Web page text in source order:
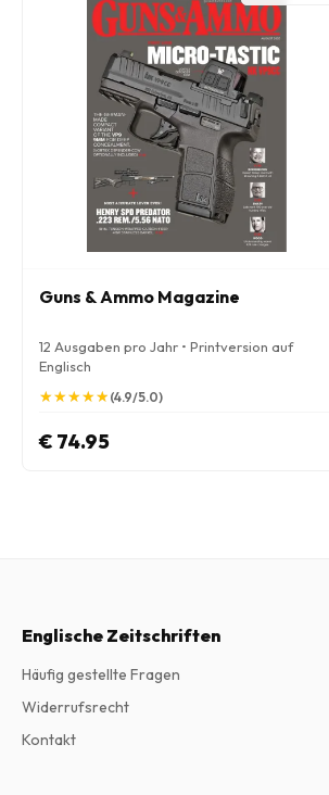
Guns & Ammo Magazine
12 Ausgaben pro Jahr • Printversion auf
Englisch
★
★★
★★
★★
★★
★ (4.9/5.0)
€ 74.95
Englische Zeitschriften
Häufig gestellte Fragen
Widerrufsrecht
Kontakt